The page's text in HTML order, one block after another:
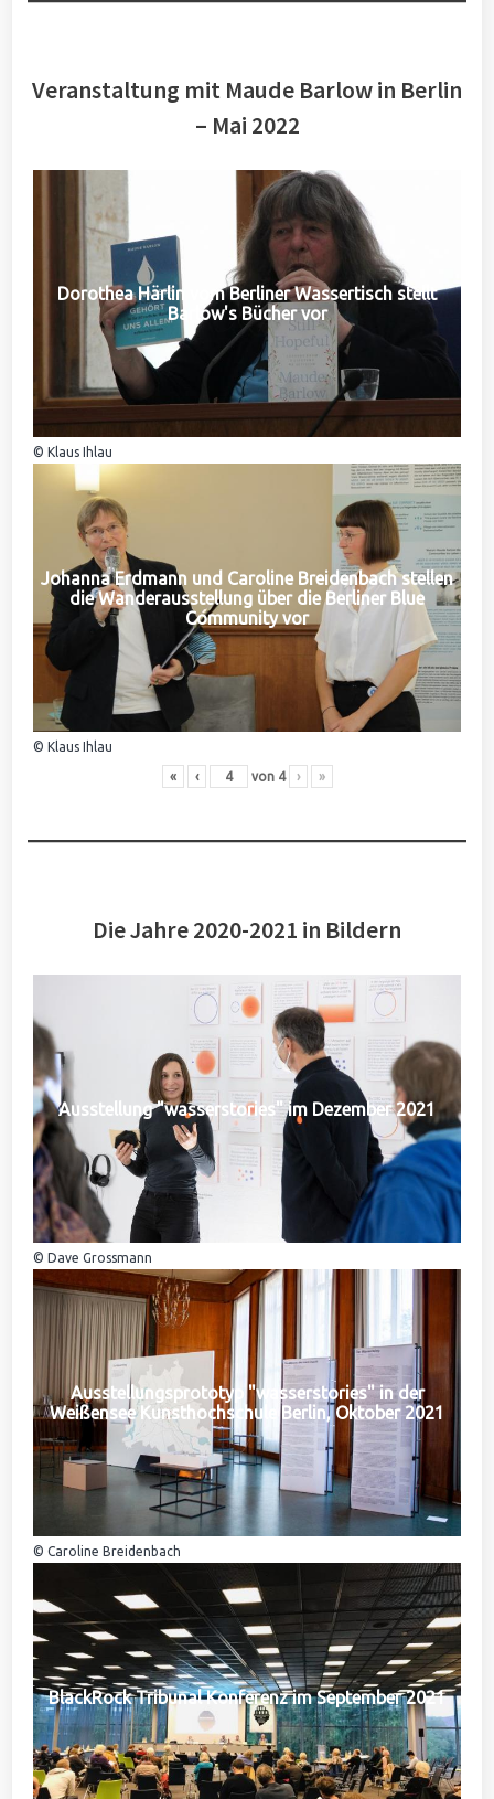
Veranstaltung mit Maude Barlow in Berlin
– Mai 2022
Dorothea Härlin vom Berliner Wassertisch stellt
Barlow's Bücher vor
© Klaus Ihlau
Johanna Erdmann und Caroline Breidenbach stellen
die Wanderausstellung über die Berliner Blue
Community vor
© Klaus Ihlau
« ‹ von 4 › »
Die Jahre 2020-2021 in Bildern
Ausstellung "wasserstories" im Dezember 2021
© Dave Grossmann
Ausstellungsprototyp "wasserstories" in der
Weißensee Kunsthochschule Berlin, Oktober 2021
© Caroline Breidenbach
BlackRock Tribunal Konferenz im September 2021